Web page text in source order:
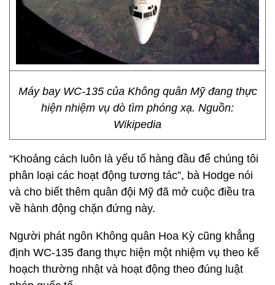
Máy bay WC-135 của Không quân Mỹ đang thực
hiện nhiệm vụ dò tìm phóng xạ. Nguồn:
Wikipedia
“Khoảng cách luôn là yếu tố hàng đầu để chúng tôi
phân loại các hoạt động tương tác”, bà Hodge nói
và cho biết thêm quân đội Mỹ đã mở cuộc điều tra
về hành động chặn đứng này.
Người phát ngôn Không quân Hoa Kỳ cũng khẳng
định WC-135 đang thực hiện một nhiệm vụ theo kế
hoạch thường nhật và hoạt động theo đúng luật